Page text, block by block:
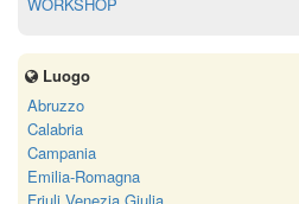
Luogo
Abruzzo
Calabria
Campania
Emilia-Romagna